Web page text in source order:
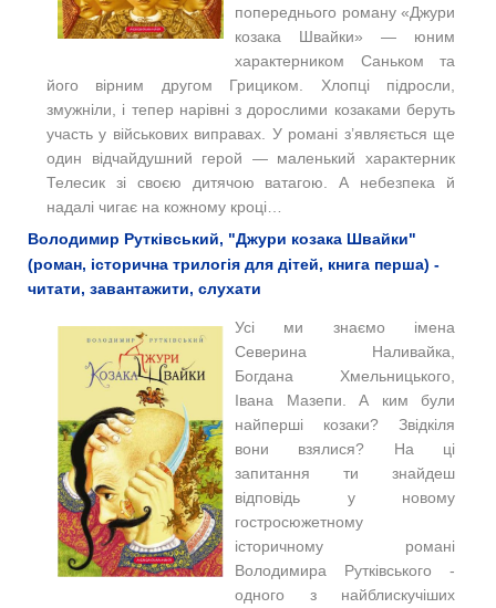
попереднього роману «Джури
козака Швайки» — юним
характерником Саньком та
його вірним другом Грициком. Хлопці підросли,
змужніли, і тепер нарівні з дорослими козаками беруть
участь у військових виправах. У романі з’являється ще
один відчайдушний герой — маленький характерник
Телесик зі своєю дитячою ватагою. А небезпека й
надалі чигає на кожному кроці…
Володимир Рутківський, "Джури козака Швайки"
(роман, історична трилогія для дітей, книга перша) -
читати, завантажити, слухати
Усі ми знаємо імена
Северина Наливайка,
Богдана Хмельницького,
Івана Мазепи. А ким були
найперші козаки? Звідкіля
вони взялися? На ці
запитання ти знайдеш
відповідь у новому
гостросюжетному
історичному романі
Володимира Рутківського -
одного з найблискучіших